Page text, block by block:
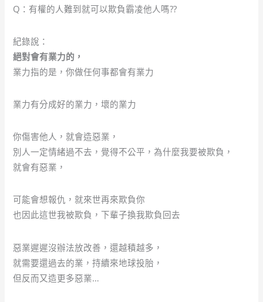
Q：有權的人難到就可以欺負霸凌他人嗎??
紀錄說：
絕對會有業力的，
業力指的是，你做任何事都會有業力
業力有分成好的業力，壞的業力
你傷害他人，就會造惡業，
別人一定情緒過不去，覺得不公平，為什麼我要被欺負，
就會有惡業，
可能會想報仇，就來世再來欺負你
也因此這世我被欺負，下輩子換我欺負回去
惡業遲遲沒辦法放改善，還越積越多，
就需要還過去的業，持續來地球投胎，
但反而又造更多惡業…